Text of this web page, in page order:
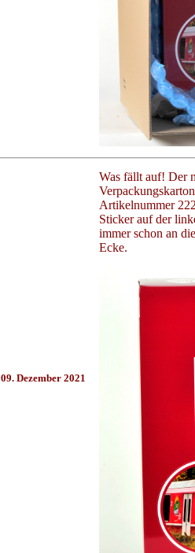
09. Dezember 2021
Was fällt auf! Der
Artikelnummer
Sticker auf der
immer schon an
Ecke.